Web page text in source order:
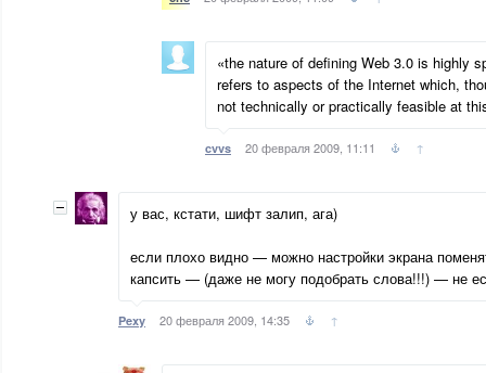
«the nature of defining Web 3.0 is highly
refers to aspects of the Internet which,
not technically or practically feasible at
cvvs 20 февраля 2009, 11:11 ↑
у вас, кстати, шифт залип, ага)
если плохо видно — можно настройки экрана
капсить — (даже не могу подобрать слова!!!) — не
Pexy 20 февраля 2009, 14:35 ↑